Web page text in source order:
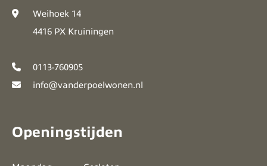
Weihoek 14
4416 PX Kruiningen
0113-760905
info@vanderpoelwonen.nl
Openingstijden